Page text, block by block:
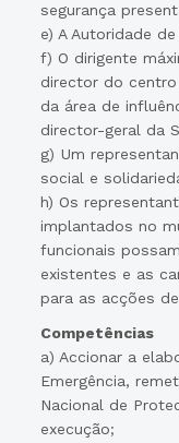
segurança
e) A Autoridade
f) O dirigente
director do
da área de
director-geral da
g) Um
social e
h) Os
implantados no
funcionais
existentes e as
para as acções
Competências
a) Accionar a
Emergência,
Nacional de
execução;